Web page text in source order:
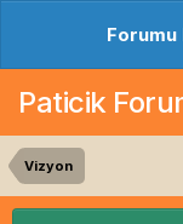
Forumu
Paticik
Vizyon